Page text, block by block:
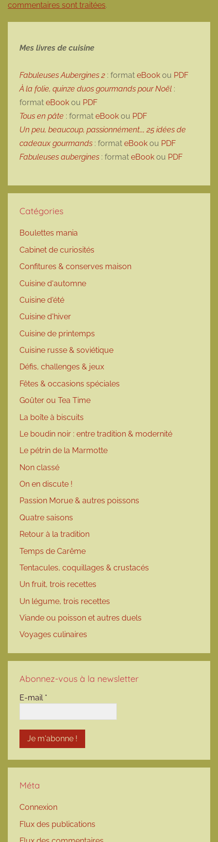
commentaires sont traitées.
Mes livres de cuisine
Fabuleuses Aubergines 2 : format eBook ou PDF
À la folie, quinze duos gourmands pour Noël :
format eBook ou PDF
Tous en pâte : format eBook ou PDF
Un peu, beaucoup, passionnément…, 25 idées de
cadeaux gourmands : format eBook ou PDF
Fabuleuses aubergines : format eBook ou PDF
Catégories
Boulettes mania
Cabinet de curiosités
Confitures & conserves maison
Cuisine d'automne
Cuisine d'été
Cuisine d'hiver
Cuisine de printemps
Cuisine russe & soviétique
Défis, challenges & jeux
Fêtes & occasions spéciales
Goûter ou Tea Time
La boîte à biscuits
Le boudin noir : entre tradition & modernité
Le pétrin de la Marmotte
Non classé
On en discute !
Passion Morue & autres poissons
Quatre saisons
Retour à la tradition
Temps de Carême
Tentacules, coquillages & crustacés
Un fruit, trois recettes
Un légume, trois recettes
Viande ou poisson et autres duels
Voyages culinaires
Abonnez-vous à la newsletter
E-mail *
Méta
Connexion
Flux des publications